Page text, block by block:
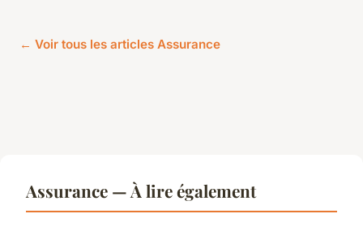
← Voir tous les articles Assurance
Assurance — À lire également